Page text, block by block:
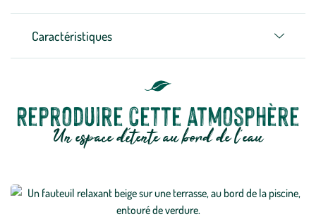
Caractéristiques
Reproduire cette atmosphère
Un espace détente au bord de l’eau